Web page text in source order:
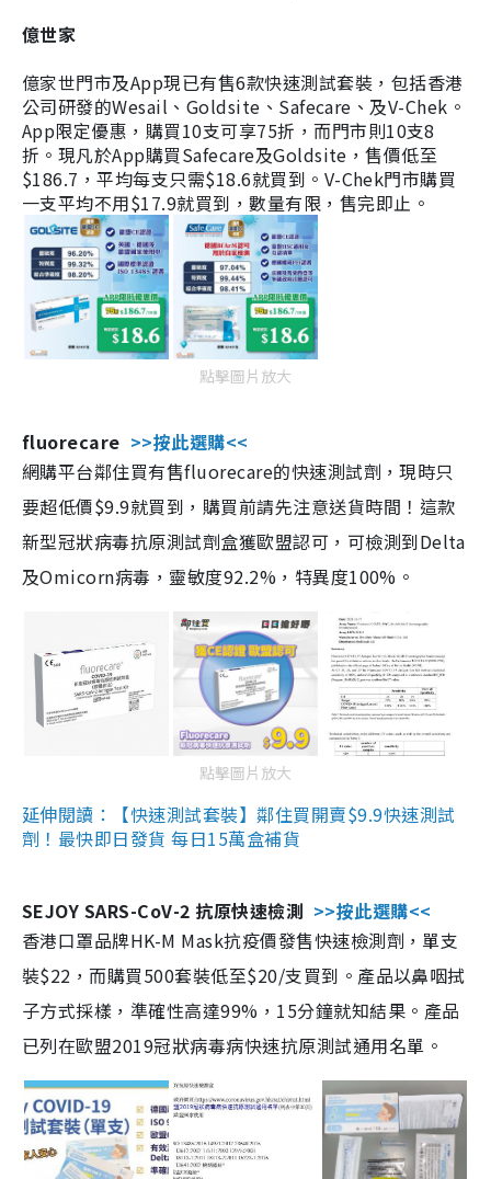
億世家
億家世門市及App現已有售6款快速測試套裝，包括香港
公司研發的Wesail、Goldsite、Safecare、及V-Chek。
App限定優惠，購買10支可享75折，而門市則10支8
折。現凡於App購買Safecare及Goldsite，售價低至
$186.7，平均每支只需$18.6就買到。V-Chek門市購買
一支平均不用$17.9就買到，數量有限，售完即止。
點擊圖片放大
fluorecare >>按此選購<<
網購平台鄰住買有售fluorecare的快速測試劑，現時只
要超低價$9.9就買到，購買前請先注意送貨時間！這款
新型冠狀病毒抗原測試劑盒獲歐盟認可，可檢測到Delta
及Omicorn病毒，靈敏度92.2%，特異度100%。
點擊圖片放大
延伸閱讀：【快速測試套裝】鄰住買開賣$9.9快速測試
劑！最快即日發貨 每日15萬盒補貨
SEJOY SARS-CoV-2 抗原快速檢測 >>按此選購<<
香港口罩品牌HK-M Mask抗疫價發售快速檢測劑，單支
裝$22，而購買500套裝低至$20/支買到。產品以鼻咽拭
子方式採樣，準確性高達99%，15分鐘就知結果。產品
已列在歐盟2019冠狀病毒病快速抗原測試通用名單。